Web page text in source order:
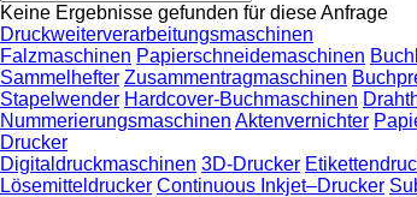
Keine Ergebnisse gefunden für diese Anfrage
Druckweiterverarbeitungsmaschinen
Falzmaschinen Papierschneidemaschinen
Sammelhefter Zusammentragmaschinen
Stapelwender Hardcover-Buchmaschinen
Nummerierungsmaschinen Aktenvernichter
Drucker
Digitaldruckmaschinen 3D-Drucker
Lösemitteldrucker Continuous Inkjet–Drucker